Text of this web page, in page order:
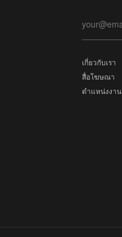
เกี่ยวกับเรา
สื่อโฆษณา
ตำแหน่งงาน